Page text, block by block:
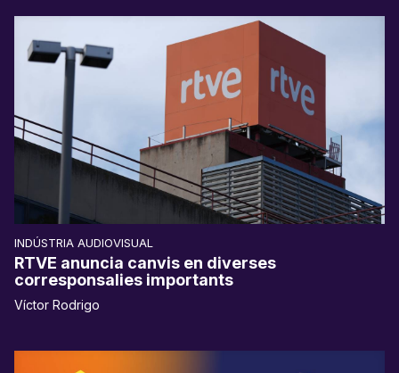
INDÚSTRIA AUDIOVISUAL
RTVE anuncia canvis en diverses
corresponsalies importants
Víctor Rodrigo